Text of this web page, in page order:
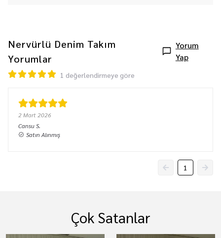
Nervürlü Denim Takım
Yorumlar
Yorum
Yap
1 değerlendirmeye göre
2 Mart 2026
CansuS.
Satın Alınmış
1
Çok Satanlar